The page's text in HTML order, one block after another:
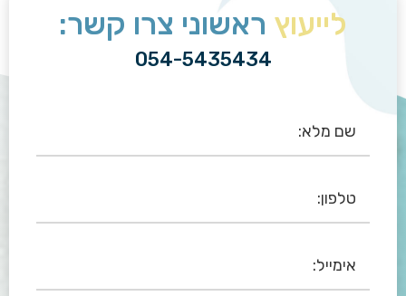
לייעוץ ראשוני צרו קשר:
054-5435434